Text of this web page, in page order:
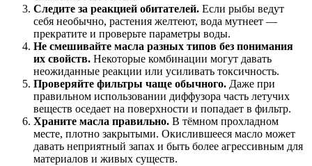
Следите за реакцией обитателей. Если рыбы ведут
себя необычно, растения желтеют, вода мутнеет —
прекратите и проверьте параметры воды.
Не смешивайте масла разных типов без понимания
их свойств. Некоторые комбинации могут давать
неожиданные реакции или усиливать токсичность.
Проверяйте фильтры чаще обычного. Даже при
правильном использовании диффузора часть летучих
веществ оседает на поверхности и попадает в фильтр.
Храните масла правильно. В тёмном прохладном
месте, плотно закрытыми. Окислившееся масло может
давать неприятный запах и быть более агрессивным для
материалов и живых существ.